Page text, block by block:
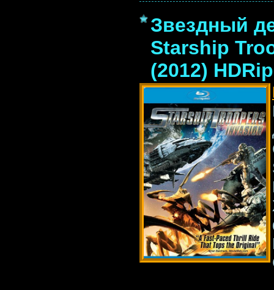
Звездный
Starship
(2012) HDRip